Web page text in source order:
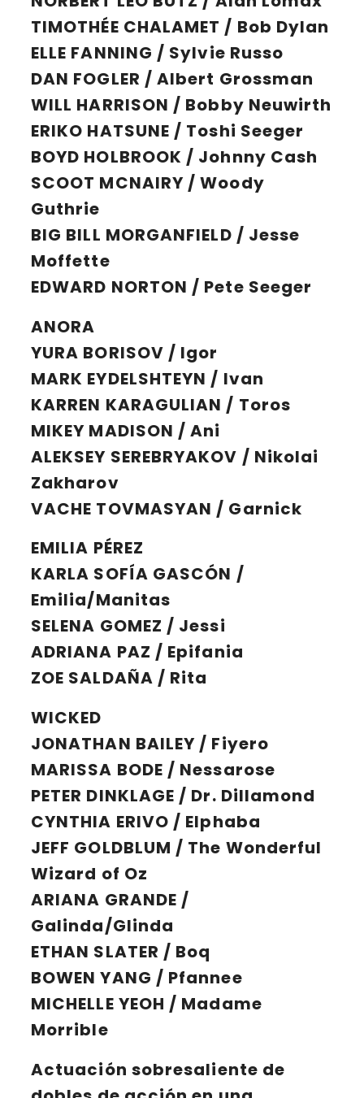
TIMOTHÉE CHALAMET / Bob Dylan
ELLE FANNING / Sylvie Russo
DAN FOGLER / Albert Grossman
WILL HARRISON / Bobby Neuwirth
ERIKO HATSUNE / Toshi Seeger
BOYD HOLBROOK / Johnny Cash
SCOOT MCNAIRY / Woody
Guthrie
BIG BILL MORGANFIELD / Jesse
Moffette
EDWARD NORTON / Pete Seeger
ANORA
YURA BORISOV / Igor
MARK EYDELSHTEYN / Ivan
KARREN KARAGULIAN / Toros
MIKEY MADISON / Ani
ALEKSEY SEREBRYAKOV / Nikolai
Zakharov
VACHE TOVMASYAN / Garnick
EMILIA PÉREZ
KARLA SOFÍA GASCÓN /
Emilia/Manitas
SELENA GOMEZ / Jessi
ADRIANA PAZ / Epifania
ZOE SALDAÑA / Rita
WICKED
JONATHAN BAILEY / Fiyero
MARISSA BODE / Nessarose
PETER DINKLAGE / Dr. Dillamond
CYNTHIA ERIVO / Elphaba
JEFF GOLDBLUM / The Wonderful
Wizard of Oz
ARIANA GRANDE /
Galinda/Glinda
ETHAN SLATER / Boq
BOWEN YANG / Pfannee
MICHELLE YEOH / Madame
Morrible
Actuación sobresaliente de